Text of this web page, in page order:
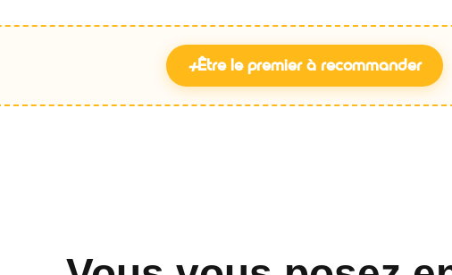
+Être le premier à recommander